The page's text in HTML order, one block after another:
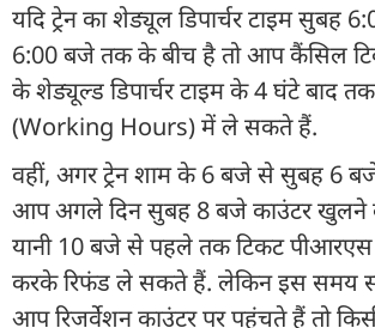
यदि ट्रेन का शेड्यूल डिपार्चर टाइम सुबह
6:00 बजे तक के बीच है तो आप कैंसिल
के शेड्यूल्ड डिपार्चर टाइम के 4 घंटे बाद
(Working Hours) में ले सकते हैं.
वहीं, अगर ट्रेन शाम के 6 बजे से सुबह 6
आप अगले दिन सुबह 8 बजे काउंटर खुलने
यानी 10 बजे से पहले तक टिकट पीआरएस
करके रिफंड ले सकते हैं. लेकिन इस समय
आप रिजर्वेशन काउंटर पर पहुंचते हैं तो